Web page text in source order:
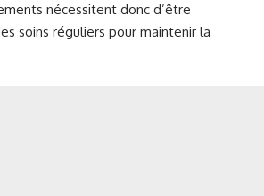
nécessitent donc d’être
soins réguliers pour maintenir la